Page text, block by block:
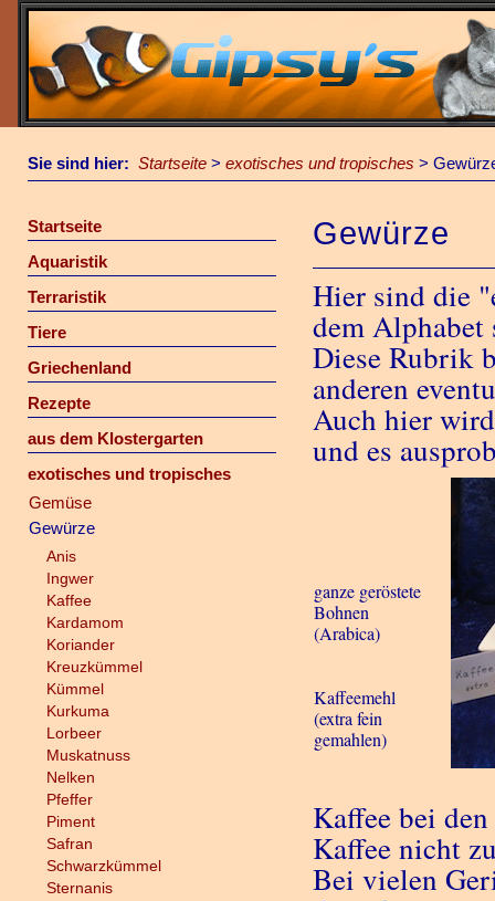
Sie sind hier: Startseite > exotisches und tropisches >
Startseite
Aquaristik
Terraristik
Tiere
Griechenland
Rezepte
aus dem Klostergarten
exotisches und tropisches
Gemüse
Gewürze
Anis
Ingwer
Kaffee
Kardamom
Koriander
Kreuzkümmel
Kümmel
Kurkuma
Lorbeer
Muskatnuss
Nelken
Pfeffer
Piment
Safran
Schwarzkümmel
Sternanis
Gewürze
Hier sind die
dem
Diese Rubrik
anderen
Auch hier
und es
ganze geröstete
Bohnen
(Arabica)
Kaffeemehl
(extra fein
gemahlen)
Kaffee bei
Kaffee nicht
Bei vielen